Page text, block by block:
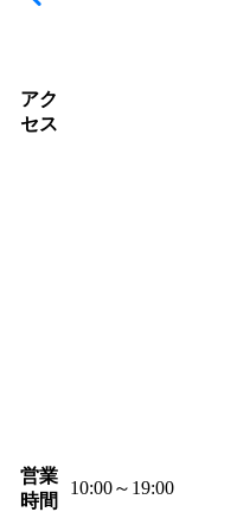
アク
セス
営業
時間
10:00～19:00